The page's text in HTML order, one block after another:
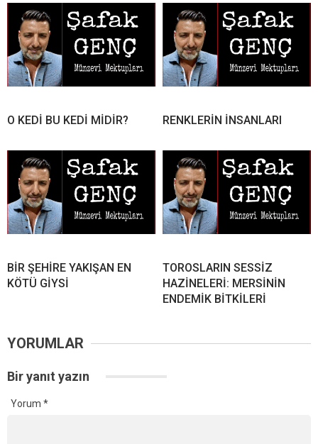
O KEDİ BU KEDİ MİDİR? RENKLERİN İNSANLARI
BİR ŞEHİRE YAKIŞAN EN
KÖTÜ GİYSİ
TOROSLARIN SESSİZ
HAZİNELERİ: MERSİNİN
ENDEMİK BİTKİLERİ
YORUMLAR
Bir yanıt yazın
Yorum *